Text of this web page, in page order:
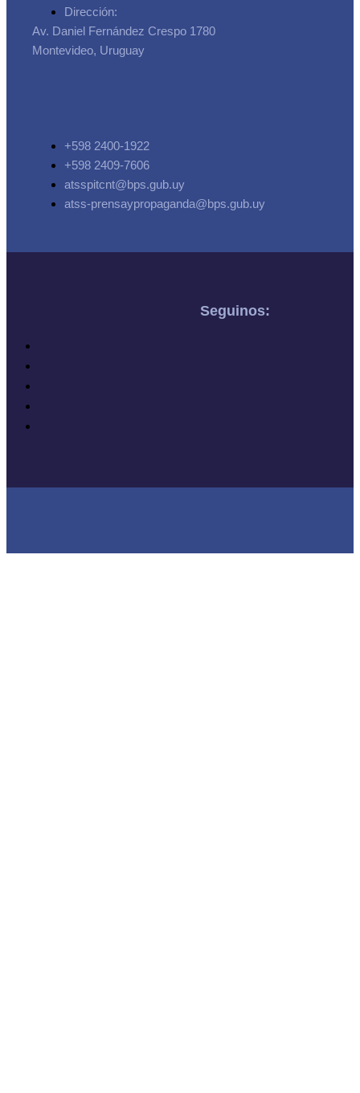
Dirección:
Av. Daniel Fernández Crespo 1780
Montevideo, Uruguay
+598 2400-1922
+598 2409-7606
atsspitcnt@bps.gub.uy
atss-prensaypropaganda@bps.gub.uy
Seguinos: